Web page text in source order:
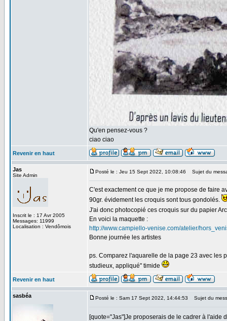
Qu'en pensez-vous ?
ciao ciao
Revenir en haut
Jas
Site Admin
Inscrit le : 17 Avr 2005
Messages: 11999
Localisation : Vendômois
Posté le : Jeu 15 Sept 2022, 10:08:46 Sujet du
C'est exactement ce que je me propose de faire
90gr. évidement les croquis sont tous gondolés.
J'ai donc photocopié ces croquis sur du papier
En voici la maquette :
http://www.campiello-venise.com/atelier/
Bonne journée les artistes
ps. Comparez l'aquarelle de la page 23 avec les
studieux, appliqué" timide
Revenir en haut
sasbéa Posté le : Sam 17 Sept 2022, 14:44:53 Sujet du
[quote="Jas"]Je proposerais de le cadrer à